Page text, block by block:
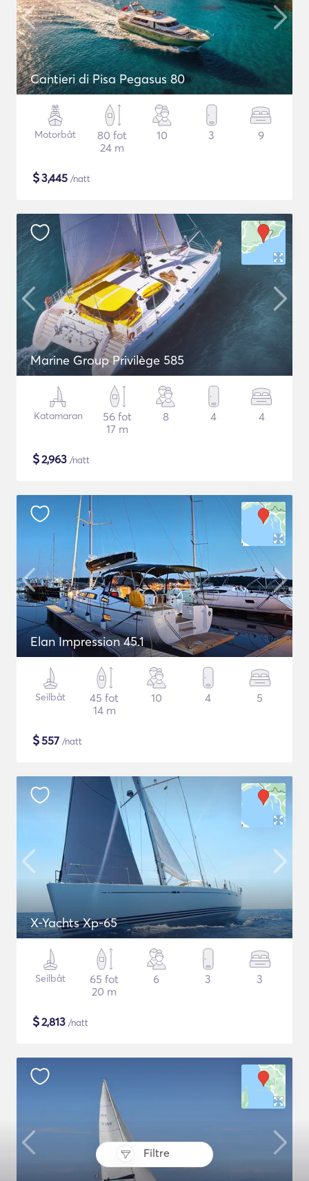
Filtre
Cantieri di Pisa Pegasus 80
Motorbåt
80 fot
24 m
10 3 9
$3,445 /natt
Marine Group Privilège 585
Katamaran
56 fot
17 m
8 4 4
$2,963 /natt
Elan Impression 45.1
Seilbåt
45 fot
14 m
10 4 5
$557 /natt
X-Yachts Xp-65
Seilbåt
65 fot
20 m
6 3 3
$2,813 /natt